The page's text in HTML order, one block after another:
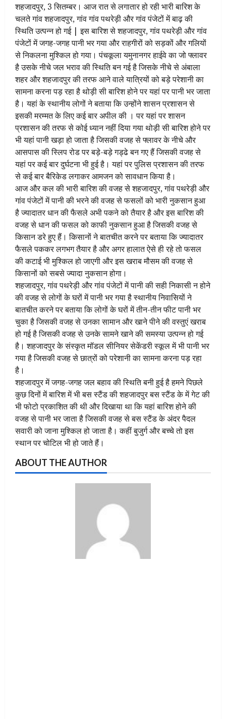
शहजादपुर, 3 सितम्बर। आज रात से लगातार हो रही भारी बारिश के
चलते गांव शहजादपुर, गांव गांव पथरेड़ी और गांव पंजेटों में बाढ़ की
स्थिति उत्पन्न हो गई | इस बारिश से शहजादपुर, गांव पथरेड़ी और गांव
पंजेटों में जगह-जगह पानी भर गया और राहगीरों को सड़कों और गलियों
से निकलना मुश्किल हो गया। पंचकूला यमुनानगर हाईवे का जो फ्लावर
है उसके नीचे जल भराव की स्थिति बन गई है जिसके नीचे से अंबाला
शहर और शहजादपुर की तरफ आने वाले यात्रियों को बड़े परेशानी का
सामना करना पड़ रहा है थोड़ी सी बारिश होने पर यहां पर पानी भर जाता
है। यहां के स्थानीय लोगों ने बताया कि उन्होंने शासन प्रशासन से
इसकी मरम्मत के लिए कई बार अपील की । पर यहां पर शासन
प्रशासन की तरफ से कोई ध्यान नहीं दिया गया थोड़ी सी बारिश होने पर
भी यहां पानी खड़ा हो जाता है जिसकी वजह से फ्लावर के नीचे और
आसपास की स्लिप रोड पर बड़े-बड़े गड्ढे बन गए हैं जिसकी वजह से
यहां पर कई बार दुर्घटना भी हुई है। यहां पर पुलिस प्रशासन की तरफ
से कई बार बैरिकेड लगाकर आमजन को सावधान किया है।
आज और कल की भारी बारिश की वजह से शहजादपुर, गांव पथरेड़ी और
गांव पंजेटों में पानी की भरने की वजह से फसलों को भारी नुकसान हुआ
है ज्यादातर धान की फैसले अभी पकने को तैयार है और इस बारिश की
वजह से धान की फसल को काफी नुकसान हुआ है जिसकी वजह से
किसान डरे हुए हैं। किसानों ने बातचीत करने पर बताया कि ज्यादातर
फैसले पककर लगभग तैयार है और अगर हालात ऐसे ही रहे तो फसल
की कटाई भी मुश्किल हो जाएगी और इस खराब मौसम की वजह से
किसानों को सबसे ज्यादा नुकसान होगा।
शहजादपुर, गांव पथरेड़ी और गांव पंजेटों में पानी की सही निकासी न होने
की वजह से लोगों के घरों में पानी भर गया है स्थानीय निवासियों ने
बातचीत करने पर बताया कि लोगों के घरों में तीन-तीन फीट पानी भर
चुका है जिसकी वजह से उनका सामान और खाने पीने की वस्तुएं खराब
हो गई है जिसकी वजह से उनके सामने खाने की समस्या उत्पन्न हो गई
है। शहजादपुर के संस्कृत मॉडल सीनियर सेकेंडरी स्कूल में भी पानी भर
गया है जिसकी वजह से छात्रों को परेशानी का सामना करना पड़ रहा
है।
शहजादपुर में जगह-जगह जल बहाव की स्थिति बनी हुई है हमने पिछले
कुछ दिनों में बारिश में भी बस स्टैंड की शहजादपुर बस स्टैंड के में गेट की
भी फोटो प्रकाशित की थी और दिखाया था कि यहां बारिश होने की
वजह से पानी भर जाता है जिसकी वजह से बस स्टैंड के अंदर पैदल
सवारी को जाना मुश्किल हो जाता है। कहीं बुजुर्ग और बच्चे तो इस
स्थान पर चोटिल भी हो जाते हैं।
ABOUT THE AUTHOR